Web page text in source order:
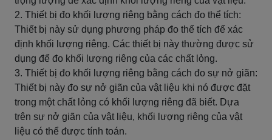
2. Thiết bị đo khối lượng riêng bằng cách đo thể tích:
Thiết bị này sử dụng phương pháp đo thể tích để xác
định khối lượng riêng. Các thiết bị này thường được sử
dụng để đo khối lượng riêng của các chất lỏng.
3. Thiết bị đo khối lượng riêng bằng cách đo sự nở giãn:
Thiết bị này đo sự nở giãn của vật liệu khi nó được đặt
trong một chất lỏng có khối lượng riêng đã biết. Dựa
trên sự nở giãn của vật liệu, khối lượng riêng của vật
liệu có thể được tính toán.